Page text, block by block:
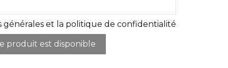
générales et la politique de confidentialité